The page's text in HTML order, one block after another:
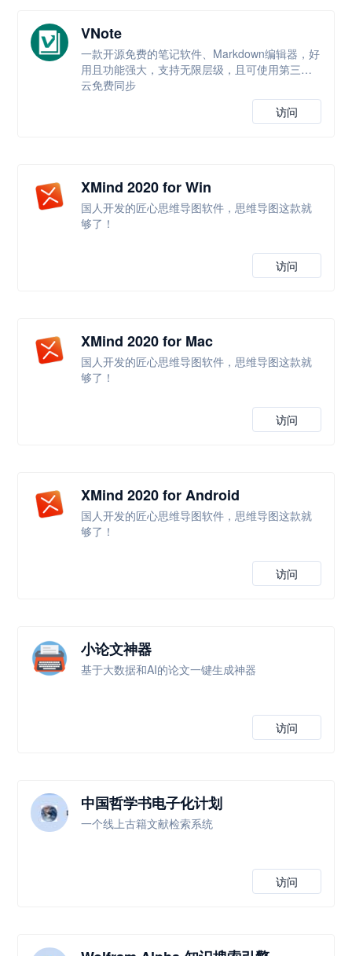
VNote
一款开源免费的笔记软件、Markdown编辑器，好
用且功能强大，支持无限层级，且可使用第三方
云免费同步
访问
XMind 2020 for Win
国人开发的匠心思维导图软件，思维导图这款就
够了！
访问
XMind 2020 for Mac
国人开发的匠心思维导图软件，思维导图这款就
够了！
访问
XMind 2020 for Android
国人开发的匠心思维导图软件，思维导图这款就
够了！
访问
小论文神器
基于大数据和AI的论文一键生成神器
访问
中国哲学书电子化计划
一个线上古籍文献检索系统
访问